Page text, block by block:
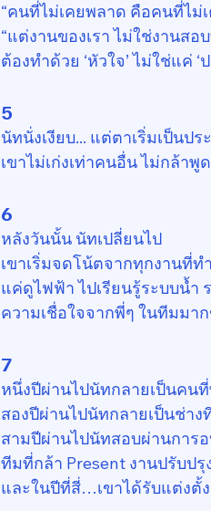
“คนที่ไม่เคยพลาด คือคนที่ไม่
“แต่งานของเรา ไม่ใช่งานส
ต้องทำด้วย ‘หัวใจ’ ไม่ใช่แค่ ‘ป
5
นัทนั่งเงียบ... แต่ตาเริ่มเป็นป
เขาไม่เก่งเท่าคนอื่น ไม่กล้า
6
หลังวันนั้น นัทเปลี่ยนไป
เขาเริ่มจดโน้ตจากทุกงานที่ท
แค่ดูไฟฟ้า ไปเรียนรู้ระบบน้ำ
ความเชื่อใจจากพี่ๆ ในทีมมา
7
หนึ่งปีผ่านไปนัทกลายเป็นคน
สองปีผ่านไปนัทกลายเป็นช่าง
สามปีผ่านไปนัทสอบผ่านการ
ทีมที่กล้า Present งานปรับป
และในปีที่สี่…เขาได้รับแต่งตั้